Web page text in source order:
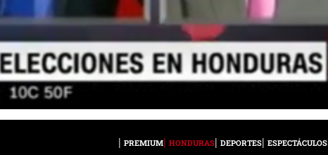
PREMIUM HONDURAS DEPORTES ESPECTÁCULOS